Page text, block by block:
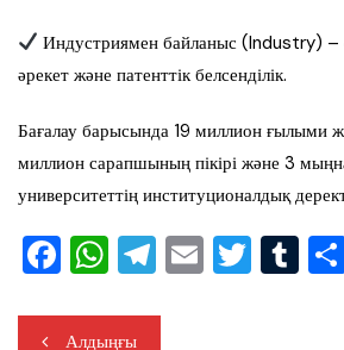
Индустриямен байланыс (Industry) –
әрекет және патенттік белсенділік.
Бағалау барысында 19 миллион ғылыми
миллион сарапшының пікірі және 3
университеттің институционалдық
F
c
W
at
T
e
E T T
Жазба
Алдыңғы